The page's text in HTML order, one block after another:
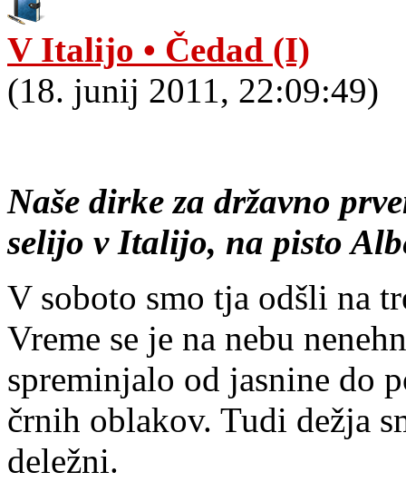
V Italijo • Čedad (I)
(18. junij 2011, 22:09:49)
Naše dirke za državno
selijo v Italijo, na pisto
V soboto smo tja odšli na
Vreme se je na nebu
spreminjalo od jasnine do
črnih oblakov. Tudi dežja
deležni.